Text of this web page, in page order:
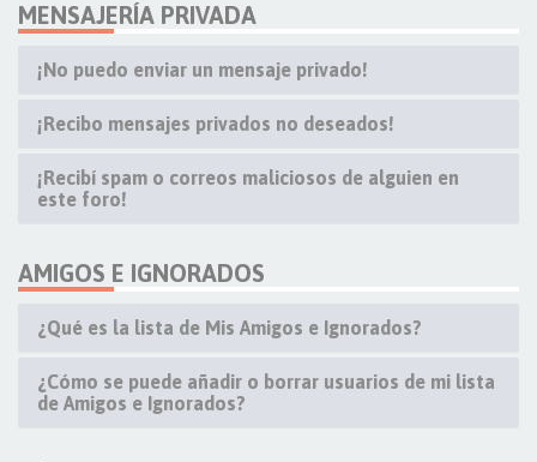
MENSAJERÍA PRIVADA
¡No puedo enviar un mensaje privado!
¡Recibo mensajes privados no deseados!
¡Recibí spam o correos maliciosos de alguien en
este foro!
AMIGOS E IGNORADOS
¿Qué es la lista de Mis Amigos e Ignorados?
¿Cómo se puede añadir o borrar usuarios de mi lista
de Amigos e Ignorados?